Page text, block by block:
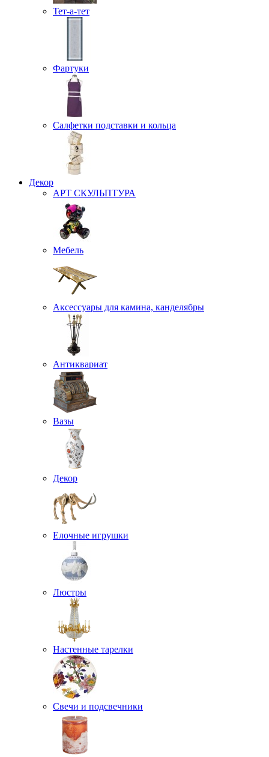
Тет-а-тет
Фартуки
Салфетки подставки и кольца
Декор
АРТ СКУЛЬПТУРА
Мебель
Аксессуары для камина, канделябры
Антиквариат
Вазы
Декор
Елочные игрушки
Люстры
Настенные тарелки
Свечи и подсвечники